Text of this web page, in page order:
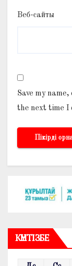
Веб-сайты
Save my
the next time I
КҮНТІЗБЕ